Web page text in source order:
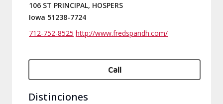
106 ST PRINCIPAL, HOSPERS
Iowa 51238-7724
712-752-8525 http://www.fredspandh.com/
Call
Distinciones